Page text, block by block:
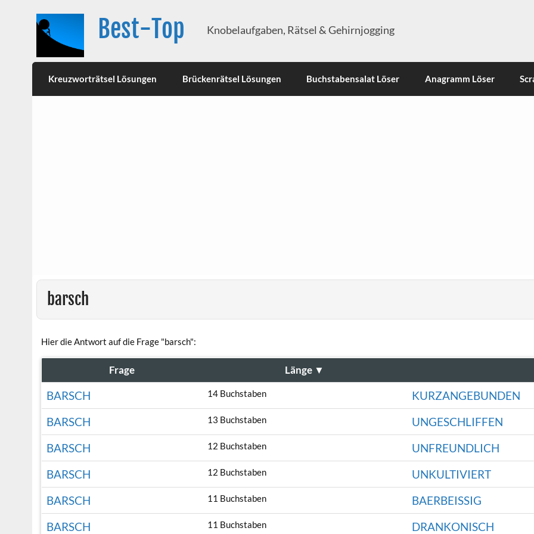
Best-Top Knobelaufgaben, Rätsel & Gehirnjogging
Kreuzworträtsel Lösungen Brückenrätsel Lösungen Buchstabensalat Löser Anagramm Löser
barsch
Hier die Antwort auf die Frage "barsch":
Frage Länge ▼
BARSCH 14 Buchstaben
KURZANGEBUNDEN
BARSCH
13 Buchstaben
UNGESCHLIFFEN
BARSCH
12 Buchstaben
UNFREUNDLICH
BARSCH
12 Buchstaben
UNKULTIVIERT
BARSCH
11 Buchstaben
BAERBEISSIG
BARSCH
11 Buchstaben
DRANKONISCH